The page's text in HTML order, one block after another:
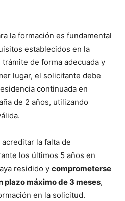
la formación es fundamental
establecidos en la
de forma adecuada y
lugar, el solicitante debe
continuada en
de 2 años, utilizando
la falta de
los últimos 5 años en
residido y comprometerse
plazo máximo de 3 meses,
en la solicitud.